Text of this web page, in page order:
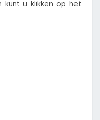
kunt u klikken op het